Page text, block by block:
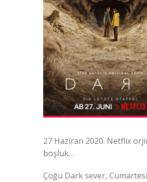
27 Haziran 2020. Netflix
boşluk…
Çoğu Dark sever,